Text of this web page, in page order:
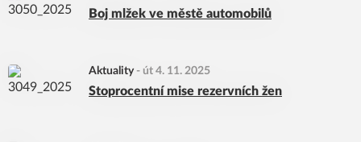
Boj mlžek ve městě automobilů
Aktuality - út 4. 11. 2025
Stoprocentní mise rezervních žen